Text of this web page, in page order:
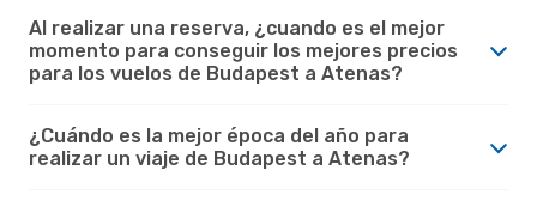
Al realizar una reserva, ¿cuando es el mejor
momento para conseguir los mejores precios
para los vuelos de Budapest a Atenas?
¿Cuándo es la mejor época del año para
realizar un viaje de Budapest a Atenas?